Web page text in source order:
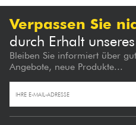
Verpassen Sie
durch Erhalt
Bleiben Sie informiert über
Angebote, neue Produkte...